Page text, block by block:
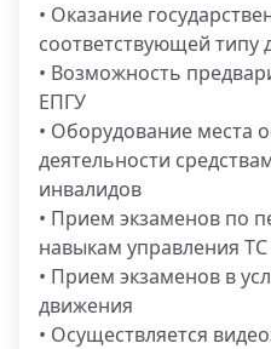
• Оказание
соответствующей типу
• Возможность
ЕПГУ
• Оборудование места
деятельности
инвалидов
• Прием экзаменов по
навыкам управления ТС
• Прием экзаменов в
движения
• Осуществляется